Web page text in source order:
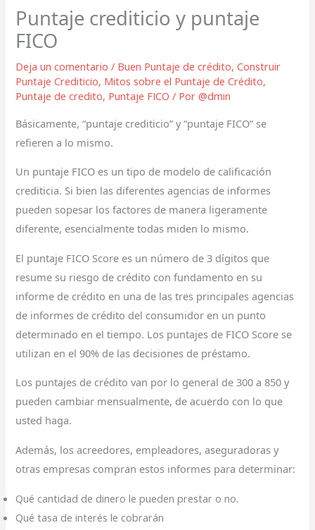
Puntaje crediticio y puntaje
FICO
Deja un comentario / Buen Puntaje de crédito,Construir
Puntaje Crediticio, Mitos sobre el Puntaje de Crédito,
Puntaje de credito, Puntaje FICO / Por@dmin
Básicamente, “puntaje crediticio” y “puntaje FICO” se
refieren a lo mismo.
Un puntaje FICO es un tipo de modelo de calificación
crediticia. Si bien las diferentes agencias de informes
pueden sopesar los factores de manera ligeramente
diferente, esencialmente todas miden lo mismo.
El puntaje FICO Score es un número de 3 dígitos que
resume su riesgo de crédito con fundamento en su
informe de crédito en una de las tres principales agencias
de informes de crédito del consumidor en un punto
determinado en el tiempo. Los puntajes de FICO Score se
utilizan en el 90% de las decisiones de préstamo.
Los puntajes de crédito van por lo general de 300 a 850 y
pueden cambiar mensualmente, de acuerdo con lo que
usted haga.
Además, los acreedores, empleadores, aseguradoras y
otras empresas compran estos informes para determinar:
Qué cantidad de dinero le pueden prestar o no.
Qué tasa de interés le cobrarán